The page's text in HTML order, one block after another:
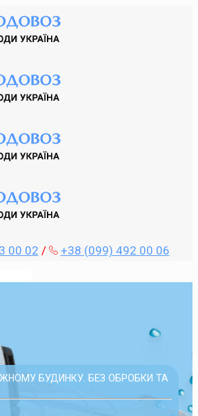
00 02 / +38 (099) 492 00 06
БУДИНКУ. БЕЗ ОБРОБКИ ТА